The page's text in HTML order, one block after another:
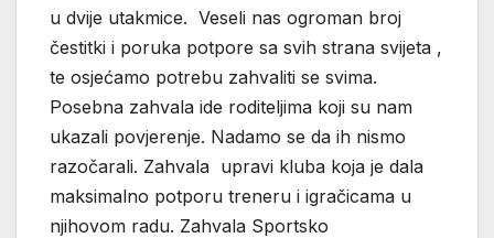
u dvije utakmice. Veseli nas ogroman broj
čestitki i poruka potpore sa svih strana svijeta ,
te osjećamo potrebu zahvaliti se svima.
Posebna zahvala ide roditeljima koji su nam
ukazali povjerenje. Nadamo se da ih nismo
razočarali. Zahvala upravi kluba koja je dala
maksimalno potporu treneru i igračicama u
njihovom radu. Zahvala Sportsko